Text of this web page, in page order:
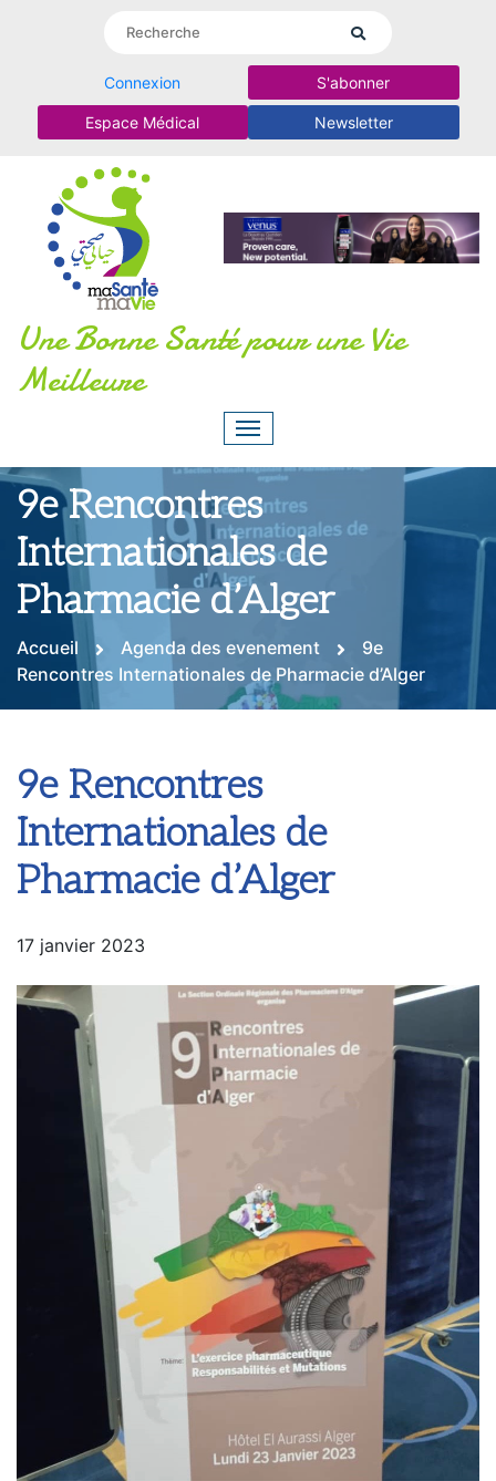
Connexion S'abonner
Espace Médical Newsletter
Une Bonne Santé pour une Vie
Meilleure
9e Rencontres
Internationales de
Pharmacie d’Alger
Accueil Agenda des evenement
9e
Rencontres Internationales de Pharmacie d’Alger
9e Rencontres
Internationales de
Pharmacie d’Alger
17 janvier 2023